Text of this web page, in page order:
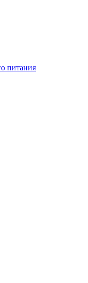
питания